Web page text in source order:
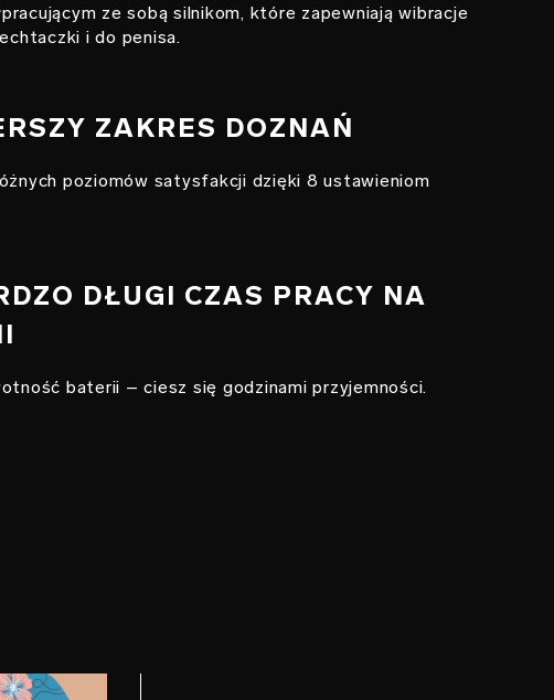
ze sobą silnikom, które zapewniają wibracje
i do penisa.
ZAKRES DOZNAŃ
poziomów satysfakcji dzięki 8 ustawieniom
DŁUGI CZAS PRACY NA
baterii – ciesz się godzinami przyjemności.